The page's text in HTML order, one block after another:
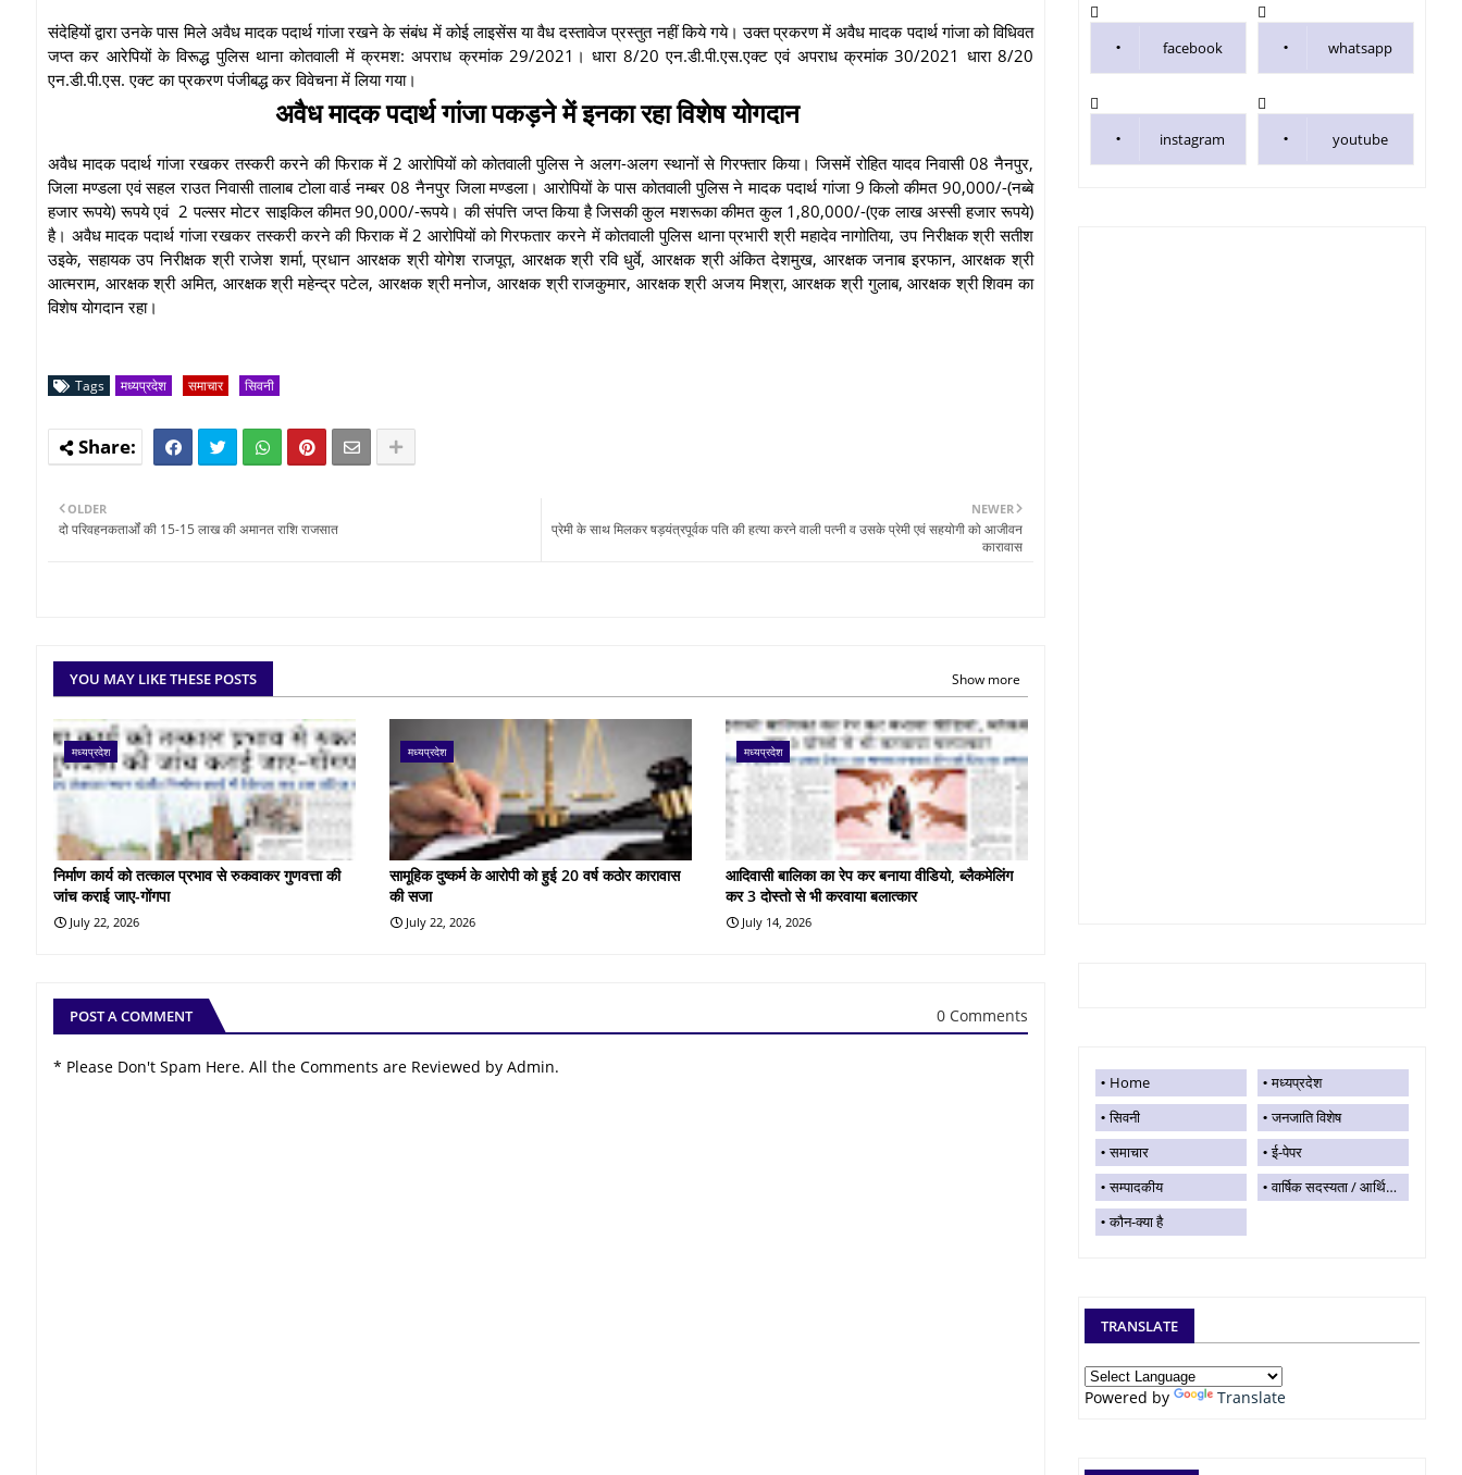
संदेहियों द्वारा उनके पास मिले अवैध मादक पदार्थ गांजा रखने के संबंध में कोई लाइसेंस या वैध दस्तावेज प्रस्तुत नहीं किये गये। उक्त प्रकरण में अवैध मादक पदार्थ गांजा को विधिवत
जप्त कर आरेपियों के विरूद्ध पुलिस थाना कोतवाली में क्रमश: अपराध क्रमांक 29/2021। धारा 8/20 एन.डी.पी.एस.एक्ट एवं अपराध क्रमांक 30/2021 धारा 8/20
एन.डी.पी.एस. एक्ट का प्रकरण पंजीबद्ध कर विवेचना में लिया गया।
अवैध मादक पदार्थ गांजा पकड़ने में इनका रहा विशेष योगदान
अवैध मादक पदार्थ गांजा रखकर तस्करी करने की फिराक में 2 आरोपियों को कोतवाली पुलिस ने अलग-अलग स्थानों से गिरफ्तार किया। जिसमें रोहित यादव निवासी 08 नैनपुर,
जिला मण्डला एवं सहल राउत निवासी तालाब टोला वार्ड नम्बर 08 नैनपुर जिला मण्डला। आरोपियों के पास कोतवाली पुलिस ने मादक पदार्थ गांजा 9 किलो कीमत 90,000/-(नब्बे
हजार रूपये) रूपये एवं 2 पल्सर मोटर साइकिल कीमत 90,000/-रूपये। की संपत्ति जप्त किया है जिसकी कुल मशरूका कीमत कुल 1,80,000/-(एक लाख अस्सी हजार रूपये)
है। अवैध मादक पदार्थ गांजा रखकर तस्करी करने की फिराक में 2 आरोपियों को गिरफतार करने में कोतवाली पुलिस थाना प्रभारी श्री महादेव नागोतिया, उप निरीक्षक श्री सतीश
उइके, सहायक उप निरीक्षक श्री राजेश शर्मा, प्रधान आरक्षक श्री योगेश राजपूत, आरक्षक श्री रवि धुर्वे, आरक्षक श्री अंकित देशमुख, आरक्षक जनाब इरफान, आरक्षक श्री
आत्मराम, आरक्षक श्री अमित, आरक्षक श्री महेन्द्र पटेल, आरक्षक श्री मनोज, आरक्षक श्री राजकुमार, आरक्षक श्री अजय मिश्रा, आरक्षक श्री गुलाब, आरक्षक श्री शिवम का
विशेष योगदान रहा।
Tags मध्यप्रदेश समाचार सिवनी
NEWER
प्रेमी के साथ मिलकर षड़यंत्रपूर्वक पति की हत्या करने वाली पत्नी व उसके प्रेमी एवं सहयोगी को आजीवन
कारावास
OLDER
दो परिवहनकतार्ओं की 15-15 लाख की अमानत राशि राजसात
YOU MAY LIKE THESE POSTS Show more
मध्यप्रदेश
निर्माण कार्य को तत्काल प्रभाव से रुकवाकर गुणवत्ता की
जांच कराई जाए-गोंगपा
July 22, 2026
मध्यप्रदेश
सामूहिक दुष्कर्म के आरोपी को हुई 20 वर्ष कठोर कारावास
की सजा
July 22, 2026
मध्यप्रदेश
आदिवासी बालिका का रेप कर बनाया वीडियो, ब्लैकमेलिंग
कर 3 दोस्तो से भी करवाया बलात्कार
July 14, 2026
POST A COMMENT 0 Comments
* Please Don't Spam Here. All the Comments are Reviewed by Admin.
facebook whatsapp
instagram youtube
Home
मध्यप्रदेश
सिवनी
जनजाति विशेष
समाचार
ई-पेपर
सम्पादकीय
वार्षिक सदस्यता / आर्थिक सहयोग
कौन-क्या है
TRANSLATE
Powered by Translate